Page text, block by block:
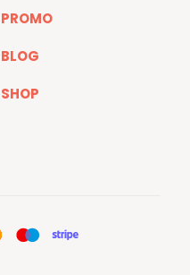
PROMO
BLOG
SHOP